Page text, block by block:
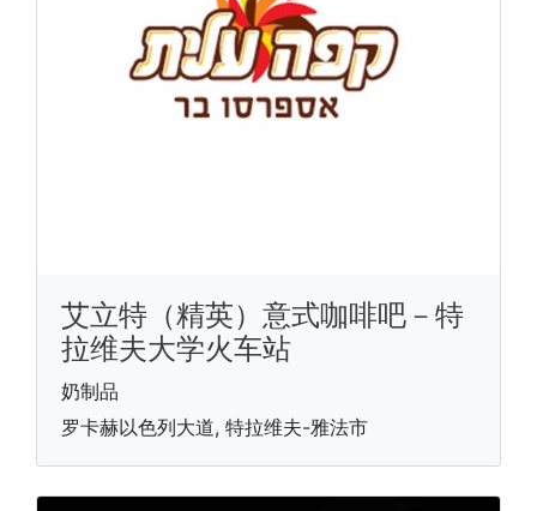
艾立特（精英）意式咖啡吧－特
拉维夫大学火车站
奶制品
罗卡赫以色列大道, 特拉维夫-雅法市